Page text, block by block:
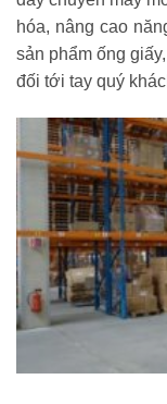
hóa, nâng cao
sản phẩm ống
đối tới tay quý